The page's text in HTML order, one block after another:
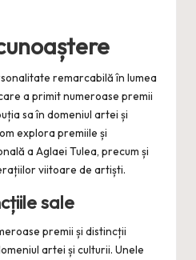
remarcabilă în lumea
a primit numeroase premii
sa în domeniul artei și
explora premiile și
a Aglaei Tulea, precum și
viitoare de artiști.
sale
premii și distincții
artei și culturii. Unele